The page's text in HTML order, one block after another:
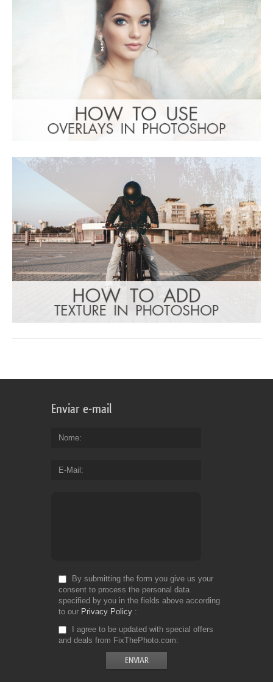
Enviar e-mail
Nome
E-Mail
By submitting the form you give us your
consent to process the personal data
specified by you in the fields above according
to our Privacy Policy
I agree to be updated with special offers
and deals from FixThePhoto.com